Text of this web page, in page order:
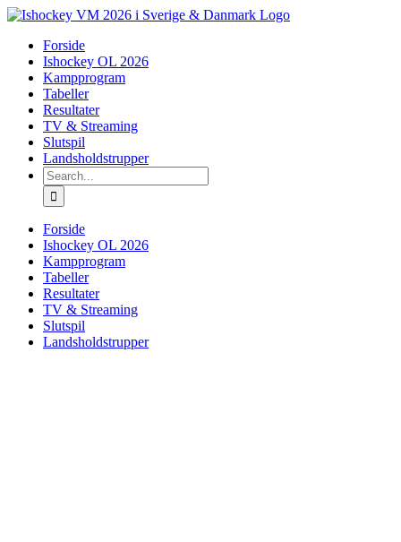
Skip
contentForside
Ishockey OL 2026
Kampprogram
Tabeller
Resultater
TV & Streaming
Slutspil
Landsholdstrupper
Search
for:
Forside
Ishockey OL 2026
Kampprogram
Tabeller
Resultater
TV & Streaming
Slutspil
Landsholdstrupper